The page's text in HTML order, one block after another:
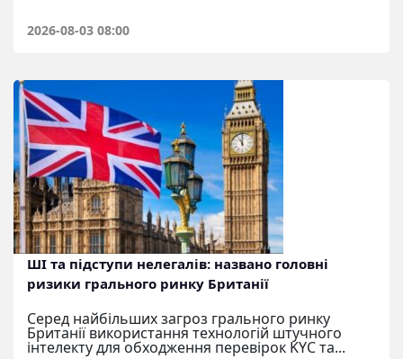
2026-08-03 08:00
ШІ та підступи нелегалів: названо головні
ризики грального ринку Британії
Серед найбільших загроз грального ринку
Британії використання технологій штучного
інтелекту для обходження перевірок KYC та...